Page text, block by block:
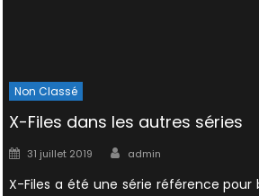
Non Classé
X-Files dans les autres séries
Posted
31 juillet 2019 Author
admin
X-Files a été une série référence